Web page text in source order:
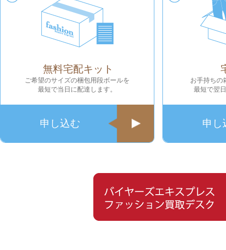
無料宅配キット
ご希望のサイズの梱包用段ボールを
最短で当日に配達します。
申し込む
お手持ちの
最短で翌
申し